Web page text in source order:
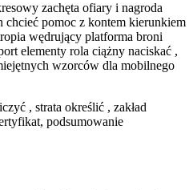
zachęta ofiary i nagroda
chcieć pomoc z kontem kierunkiem
wędrujący platforma broni
elementy rola ciążny naciskać ,
wzorców dla mobilnego
, strata określić , zakład
podsumowanie